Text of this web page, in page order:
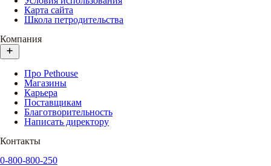
Карта сайта
Школа петродительства
Компания
Про Pethouse
Магазины
Карьера
Поставщикам
Благотворительность
Написать директору
Контакты
0-800-800-250